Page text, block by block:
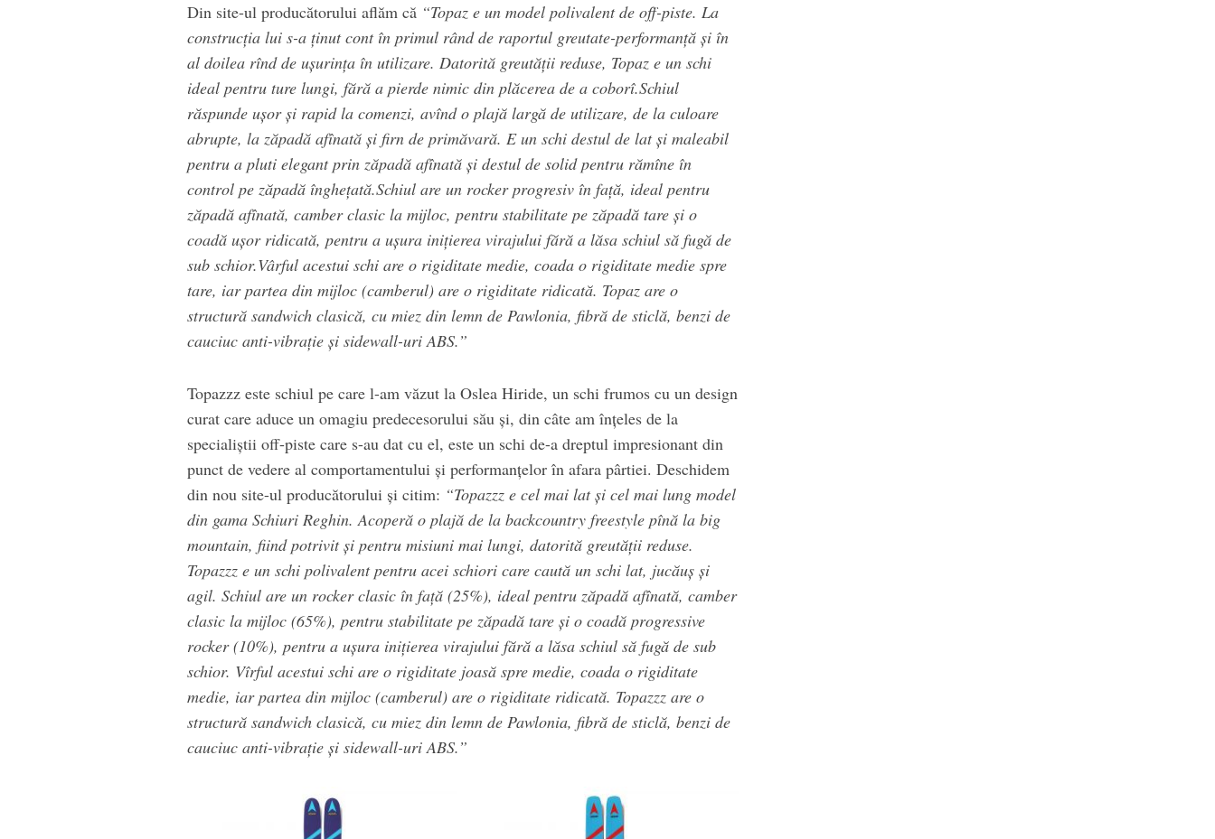
Din site-ul producătorului aflăm că “Topaz e un model polivalent de off-piste. La
construcția lui s-a ținut cont în primul rând de raportul greutate-performanță și în
al doilea rînd de ușurința în utilizare. Datorită greutății reduse, Topaz e un schi
ideal pentru ture lungi, fără a pierde nimic din plăcerea de a coborî.Schiul
răspunde ușor și rapid la comenzi, avînd o plajă largă de utilizare, de la culoare
abrupte, la zăpadă afînată și firn de primăvară. E un schi destul de lat și maleabil
pentru a pluti elegant prin zăpadă afînată și destul de solid pentru rămîne în
control pe zăpadă înghețată.Schiul are un rocker progresiv în față, ideal pentru
zăpadă afînată, camber clasic la mijloc, pentru stabilitate pe zăpadă tare și o
coadă ușor ridicată, pentru a ușura inițierea virajului fără a lăsa schiul să fugă de
sub schior.Vârful acestui schi are o rigiditate medie, coada o rigiditate medie spre
tare, iar partea din mijloc (camberul) are o rigiditate ridicată. Topaz are o
structură sandwich clasică, cu miez din lemn de Pawlonia, fibră de sticlă, benzi de
cauciuc anti-vibrație și sidewall-uri ABS.”
Topazzz este schiul pe care l-am văzut la Oslea Hiride, un schi frumos cu un design
curat care aduce un omagiu predecesorului său și, din câte am înțeles de la
specialiștii off-piste care s-au dat cu el, este un schi de-a dreptul impresionant din
punct de vedere al comportamentului și performanțelor în afara pârtiei. Deschidem
din nou site-ul producătorului și citim: “Topazzz e cel mai lat și cel mai lung model
din gama Schiuri Reghin. Acoperă o plajă de la backcountry freestyle pînă la big
mountain, fiind potrivit și pentru misiuni mai lungi, datorită greutății reduse.
Topazzz e un schi polivalent pentru acei schiori care caută un schi lat, jucăuș și
agil. Schiul are un rocker clasic în față (25%), ideal pentru zăpadă afînată, camber
clasic la mijloc (65%), pentru stabilitate pe zăpadă tare și o coadă progressive
rocker (10%), pentru a ușura inițierea virajului fără a lăsa schiul să fugă de sub
schior. Vîrful acestui schi are o rigiditate joasă spre medie, coada o rigiditate
medie, iar partea din mijloc (camberul) are o rigiditate ridicată. Topazzz are o
structură sandwich clasică, cu miez din lemn de Pawlonia, fibră de sticlă, benzi de
cauciuc anti-vibrație și sidewall-uri ABS.”